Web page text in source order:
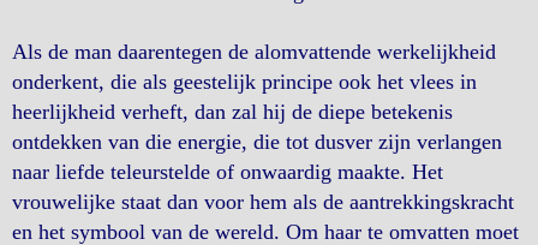
Als de man daarentegen de alomvattende werkelijkheid
onderkent, die als geestelijk principe ook het vlees in
heerlijkheid verheft, dan zal hij de diepe betekenis
ontdekken van die energie, die tot dusver zijn verlangen
naar liefde teleurstelde of onwaardig maakte. Het
vrouwelijke staat dan voor hem als de aantrekkingskracht
en het symbool van de wereld. Om haar te omvatten moet